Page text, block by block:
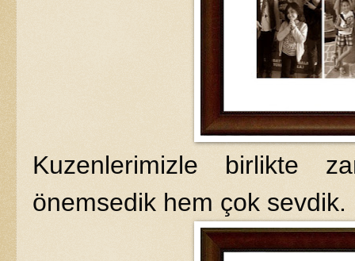
Kuzenlerimizle birlikte
önemsedik hem çok sevdik.